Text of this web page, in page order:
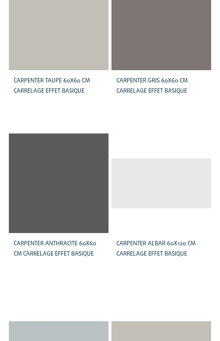
CARPENTER TAUPE 60X60 CM
CARRELAGE EFFET BASIQUE
CARPENTER GRIS 60X60 CM
CARRELAGE EFFET BASIQUE
CARPENTER ANTHRACITE 60X60
CM CARRELAGE EFFET BASIQUE
CARPENTER ALBAR 60X120 CM
CARRELAGE EFFET BASIQUE